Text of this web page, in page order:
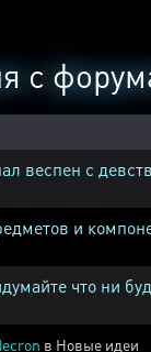
с
веспен с
и
что ни
в Новые идеи